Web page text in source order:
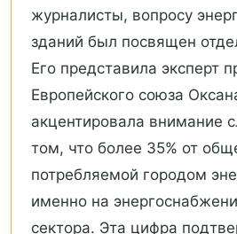
журналисты, вопросу
зданий был посвящен
Его представила эксперт
Европейского союза
акцентировала внимание
том, что более 35% от
потребляемой городом
именно на
сектора. Эта цифра